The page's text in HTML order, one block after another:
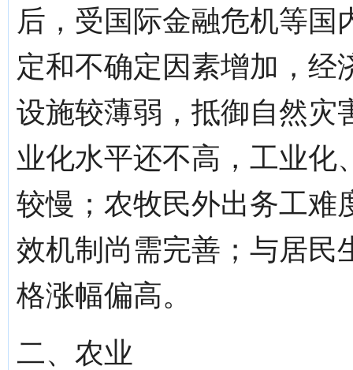
后，受国际金融危机等
定和不确定因素增加，经
设施较薄弱，抵御自然灾
业化水平还不高，工业化
较慢；农牧民外出务工难
效机制尚需完善；与居民
格涨幅偏高。
二、农业